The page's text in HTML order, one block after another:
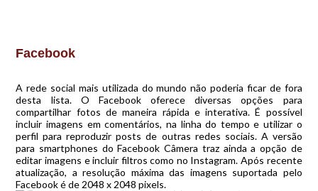
Facebook
A rede social mais utilizada do mundo não poderia ficar de fora
desta lista. O Facebook oferece diversas opções para
compartilhar fotos de maneira rápida e interativa. É possível
incluir imagens em comentários, na linha do tempo e utilizar o
perfil para reproduzir posts de outras redes sociais. A versão
para smartphones do Facebook Câmera traz ainda a opção de
editar imagens e incluir filtros como no Instagram. Após recente
atualização, a resolução máxima das imagens suportada pelo
Facebook é de 2048 x 2048 pixels.